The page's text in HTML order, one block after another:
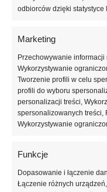
odbiorców dzięki statystyce
Marketing
Przechowywanie informacji
Wykorzystywanie
Tworzenie profili w celu
profili do wyboru
personalizacji treści,
spersonalizowanych treści,
Wykorzystywanie
Funkcje
Dopasowanie i łączenie
Łączenie różnych
długich paznokciach,
jako jednolity kolor, ale
takich jak cienkie linie,
efekt mat–połysk. Ciepła
kremami, pastelami oraz
Formuła lakieru
umożliwia równomierne
prześwitów oraz bez
uzyskać estetyczne, pełne
warstwach, co ułatwia